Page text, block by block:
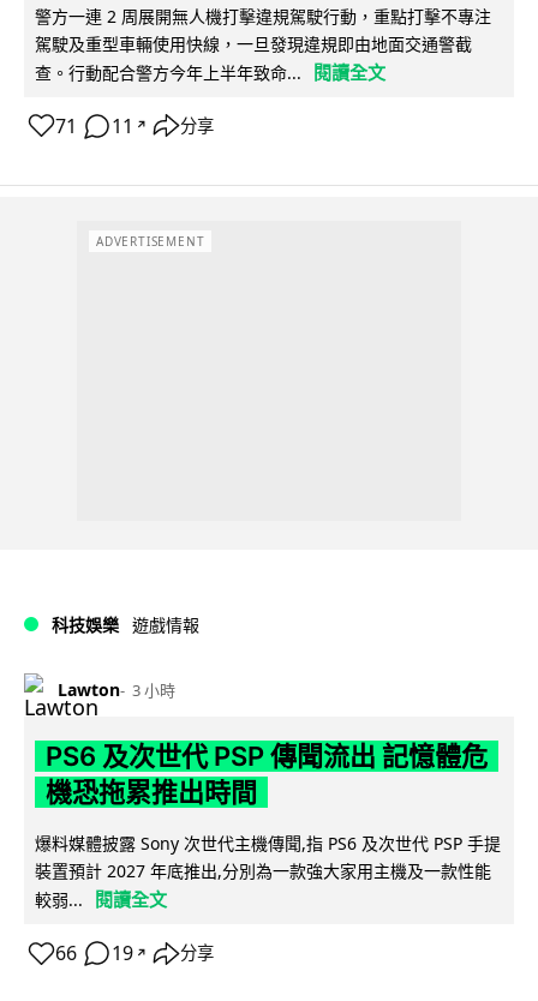
警方一連 2 周展開無人機打擊違規駕駛行動，重點打擊不專注
駕駛及重型車輛使用快線，一旦發現違規即由地面交通警截
查。行動配合警方今年上半年致命...
閱讀全文
71 11 ↗ 分享
ADVERTISEMENT
科技娛樂 遊戲情報
Lawton 3 小時
PS6 及次世代 PSP 傳聞流出 記憶體危
機恐拖累推出時間
爆料媒體披露 Sony 次世代主機傳聞,指 PS6 及次世代 PSP 手提
裝置預計 2027 年底推出,分別為一款強大家用主機及一款性能
較弱...
閱讀全文
66 19 ↗ 分享